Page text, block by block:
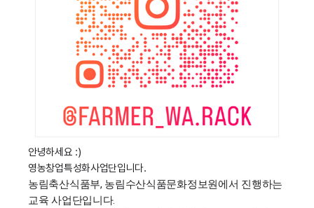
안녕하세요 :)
영농창업특성화사업단입니다.
농림축산식품부, 농림수산식품문화정보원에서 진행하는
교육 사업단입니다.